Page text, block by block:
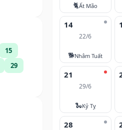
15
29
🐈Ất Mão
14
22/6
🐕Nhâm Tuất
21
29/6
🐍Kỷ Tỵ
28